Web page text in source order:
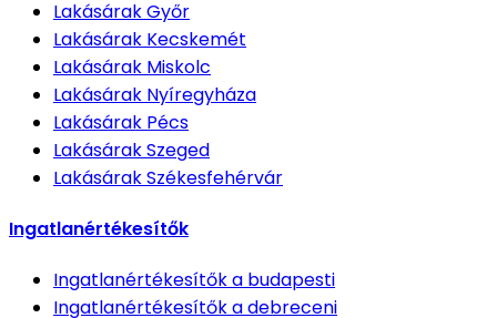
LakásárakGyőr
Lakásárak Kecskemét
Lakásárak Miskolc
Lakásárak Nyíregyháza
Lakásárak Pécs
LakásárakSzeged
LakásárakSzékesfehérvár
Ingatlanértékesítők
Ingatlanértékesítőka budapesti
Ingatlanértékesítőka debreceni